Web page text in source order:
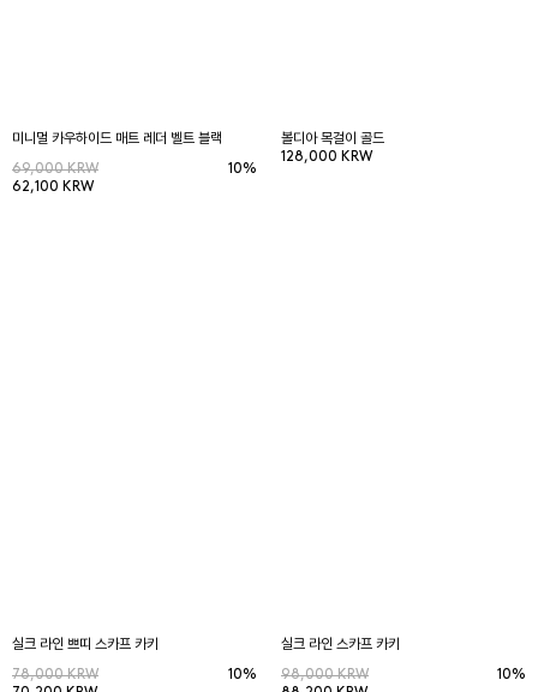
미니멀 카우하이드 매트 레더 벨트 블랙
69,000 KRW
62,100 KRW
10%
볼디아 목걸이 골드
128,000 KRW
실크 라인 쁘띠 스카프 카키
78,000 KRW
10%
실크 라인 스카프 카키
98,000 KRW
10%